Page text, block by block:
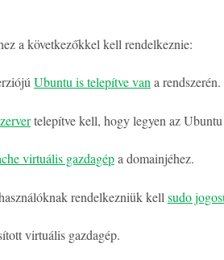
a következőkkel kell rendelkeznie:
Ubuntu is telepítve vana rendszerén.
telepítve kell, hogy legyen az Ubuntu
virtuális gazdagépa domainjéhez.
rendelkezniük kell sudo
virtuális gazdagép.